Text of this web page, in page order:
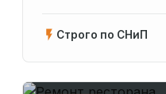
Строго по СНиП